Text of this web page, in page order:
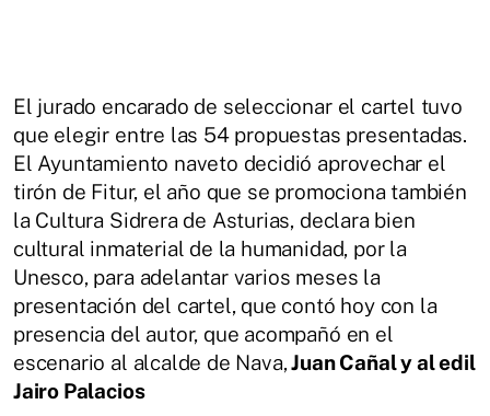
El jurado encarado de seleccionar el cartel tuvo
que elegir entre las 54 propuestas presentadas.
El Ayuntamiento naveto decidió aprovechar el
tirón de Fitur, el año que se promociona también
la Cultura Sidrera de Asturias, declara bien
cultural inmaterial de la humanidad, por la
Unesco, para adelantar varios meses la
presentación del cartel, que contó hoy con la
presencia del autor, que acompañó en el
escenario al alcalde de Nava,Juan Cañal y al edil
Jairo Palacios